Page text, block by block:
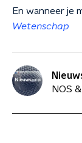
En wanneer je
Wetenschap
NOS